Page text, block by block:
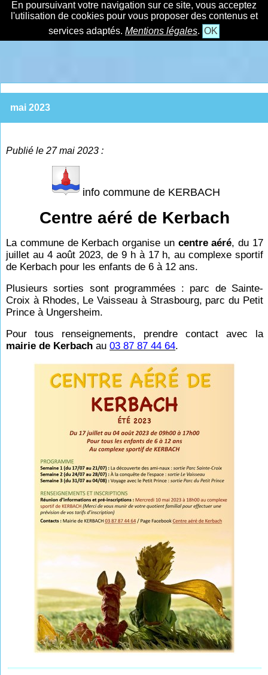
En poursuivant votre navigation sur ce site, vous acceptez
l'utilisation de cookies pour vous proposer des contenus et
services adaptés. Mentions légales. OK
mai 2023
Publié le 27 mai 2023 :
info commune de KERBACH
Centre aéré de Kerbach
La commune de Kerbach organise un centre aéré, du 17
juillet au 4 août 2023, de 9 h à 17 h, au complexe sportif
de Kerbach pour les enfants de 6 à 12 ans.
Plusieurs sorties sont programmées : parc de Sainte-
Croix à Rhodes, Le Vaisseau à Strasbourg, parc du Petit
Prince à Ungersheim.
Pour tous renseignements, prendre contact avec la
mairie de Kerbach au03 87 87 44 64.